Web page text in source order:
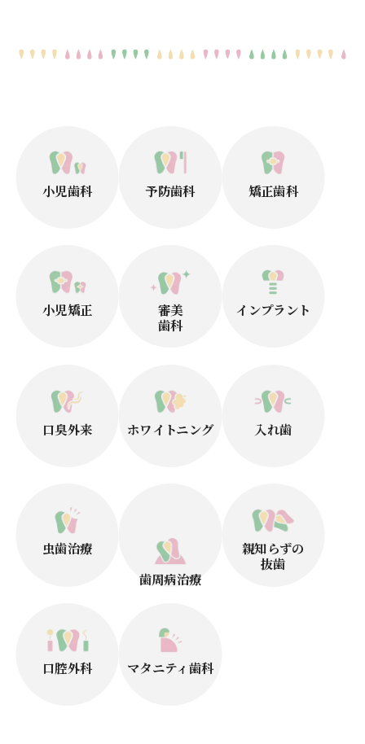
小児歯科 予防歯科 矯正歯科
小児矯正
審美
歯科
インプラント
口臭外来 ホワイトニング 入れ歯
虫歯治療
歯周病治療
親知らずの
抜歯
口腔外科 マタニティ歯科